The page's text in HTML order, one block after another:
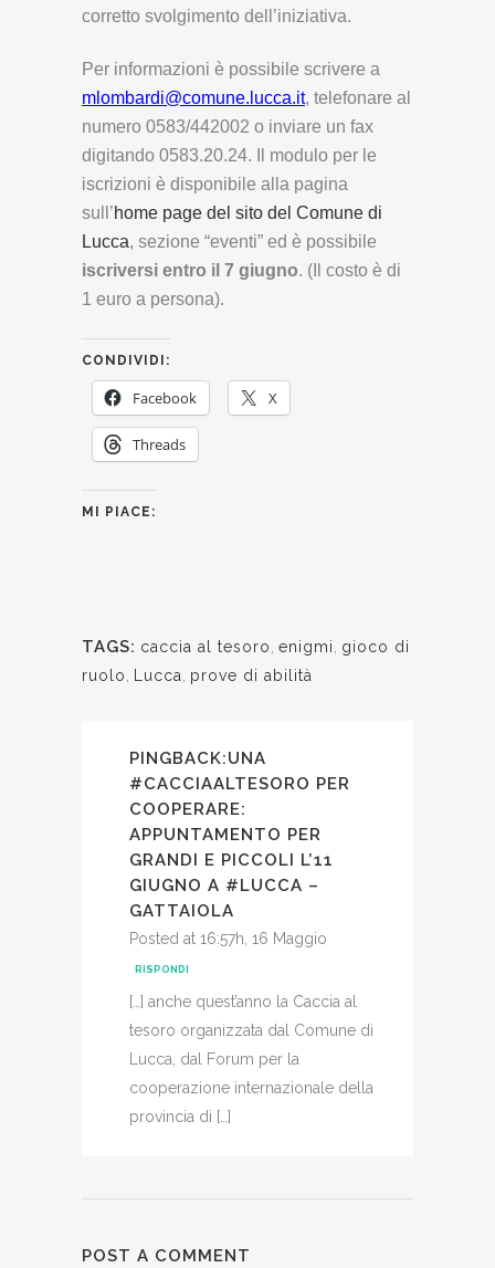
corretto svolgimento dell’iniziativa.
Per informazioni è possibile scrivere a
mlombardi@comune.lucca.it, telefonare al
numero 0583/442002 o inviare un fax
digitando 0583.20.24. Il modulo per le
iscrizioni è disponibile alla pagina
sull’home page del sito del Comune di
Lucca, sezione “eventi” ed è possibile
iscriversi entro il 7 giugno. (Il costo è di
1 euro a persona).
CONDIVIDI:
Facebook X
Threads
MI PIACE:
TAGS: caccia al tesoro, enigmi, gioco di
ruolo, Lucca, prove di abilità
PINGBACK:UNA
#CACCIAALTESORO PER
COOPERARE:
APPUNTAMENTO PER
GRANDI E PICCOLI L’11
GIUGNO A #LUCCA –
GATTAIOLA
Posted at 16:57h, 16 Maggio
RISPONDI
[…] anche quest’anno la Caccia al
tesoro organizzata dal Comune di
Lucca, dal Forum per la
cooperazione internazionale della
provincia di […]
POST A COMMENT